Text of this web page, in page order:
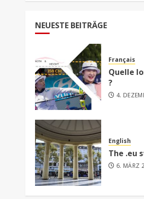
NEUESTE BEITRÄGE
Français
Quelle
?
4.
English
The .eu
6. MÄRZ